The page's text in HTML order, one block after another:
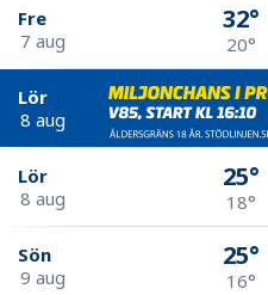
Fre
7 aug
32°
20°
Lör
8 aug
Lör
8 aug
25°
18°
Sön
9 aug
25°
16°